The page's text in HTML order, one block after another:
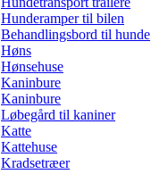
Hunderamper til bilen
Behandlingsbord til hunde
Høns
Hønsehuse
Kaninbure
Kaninbure
Løbegård til kaniner
Katte
Kattehuse
Kradsetræer